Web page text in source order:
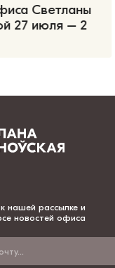
Светланы
27 июля – 2
нашей рассылке и
новостей офиса